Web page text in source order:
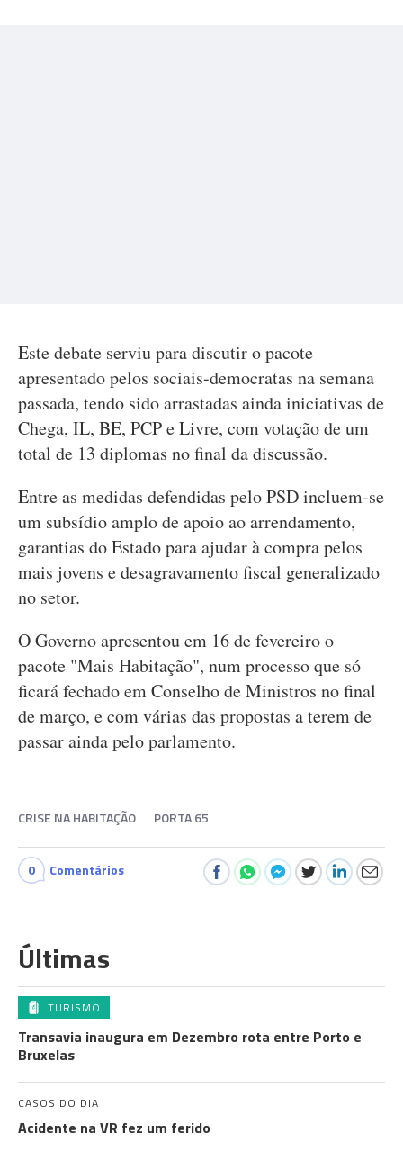
Este debate serviu para discutir o pacote
apresentado pelos sociais-democratas na semana
passada, tendo sido arrastadas ainda iniciativas de
Chega, IL, BE, PCP e Livre, com votação de um
total de 13 diplomas no final da discussão.
Entre as medidas defendidas pelo PSD incluem-se
um subsídio amplo de apoio ao arrendamento,
garantias do Estado para ajudar à compra pelos
mais jovens e desagravamento fiscal generalizado
no setor.
O Governo apresentou em 16 de fevereiro o
pacote "Mais Habitação", num processo que só
ficará fechado em Conselho de Ministros no final
de março, e com várias das propostas a terem de
passar ainda pelo parlamento.
CRISE NA HABITAÇÃO PORTA 65
0 Comentários
Últimas
TURISMO
Transavia inaugura em Dezembro rota entre Porto e
Bruxelas
CASOS DO DIA
Acidente na VR fez um ferido